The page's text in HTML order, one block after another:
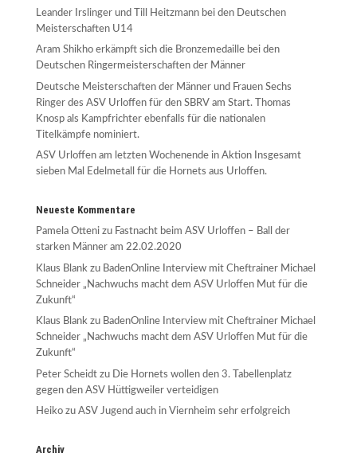
Leander Irslinger und Till Heitzmann bei den Deutschen
Meisterschaften U14
Aram Shikho erkämpft sich die Bronzemedaille bei den
Deutschen Ringermeisterschaften der Männer
Deutsche Meisterschaften der Männer und Frauen Sechs
Ringer des ASV Urloffen für den SBRV am Start. Thomas
Knosp als Kampfrichter ebenfalls für die nationalen
Titelkämpfe nominiert.
ASV Urloffen am letzten Wochenende in Aktion Insgesamt
sieben Mal Edelmetall für die Hornets aus Urloffen.
Neueste Kommentare
Pamela Ottenizu Fastnacht beim ASV Urloffen – Ball der
starken Männer am 22.02.2020
Klaus Blank zu BadenOnline Interview mit Cheftrainer Michael
Schneider „Nachwuchs macht dem ASV Urloffen Mut für die
Zukunft“
Klaus Blankzu BadenOnline Interview mit Cheftrainer Michael
Schneider „Nachwuchs macht dem ASV Urloffen Mut für die
Zukunft“
Peter Scheidtzu
Die Hornets wollen den 3. Tabellenplatz
gegen den ASV Hüttigweiler verteidigen
Heikozu ASV Jugend auch in Viernheim sehr erfolgreich
Archiv